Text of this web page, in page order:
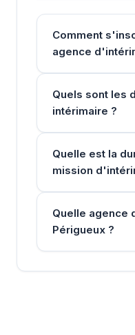
Comment
agence
Quels sont les
intérimaire ?
Quelle est la
mission
Quelle agence
Périgueux ?